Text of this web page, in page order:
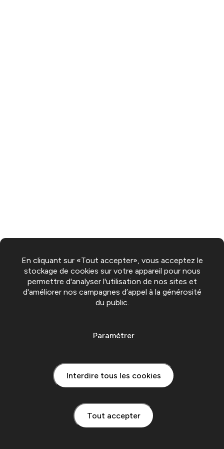
En cliquant sur «Tout accepter», vous acceptez le
stockage de cookies sur votre appareil pour nous
permettre d'analyser l'utilisation de nos sites et
d'améliorer nos campagnes d’appel à la générosité
du public.
Tout accepter
Interdire tous les cookies
Paramétrer